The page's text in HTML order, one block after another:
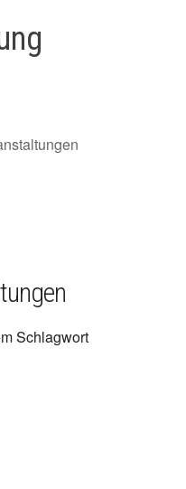
Schlagwort